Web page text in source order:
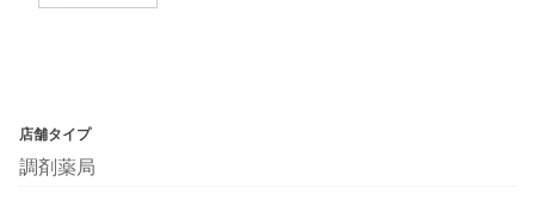
店舗タイプ
調剤薬局